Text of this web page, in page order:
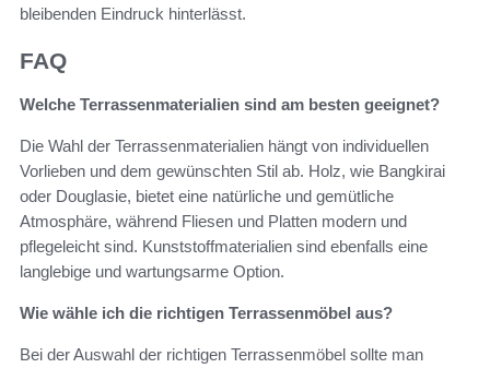
bleibenden Eindruck hinterlässt.
FAQ
Welche Terrassenmaterialien sind am besten geeignet?
Die Wahl der Terrassenmaterialien hängt von individuellen
Vorlieben und dem gewünschten Stil ab. Holz, wie Bangkirai
oder Douglasie, bietet eine natürliche und gemütliche
Atmosphäre, während Fliesen und Platten modern und
pflegeleicht sind. Kunststoffmaterialien sind ebenfalls eine
langlebige und wartungsarme Option.
Wie wähle ich die richtigen Terrassenmöbel aus?
Bei der Auswahl der richtigen Terrassenmöbel sollte man